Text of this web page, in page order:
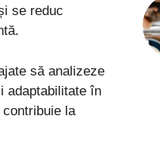
se reduc
să analizeze
adaptabilitate în
la